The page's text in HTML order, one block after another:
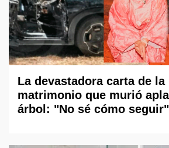
La devastadora carta de la
matrimonio que murió
árbol: "No sé cómo seguir"